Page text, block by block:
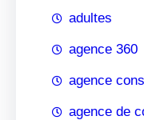
adultes
agence 360
agence
agence de